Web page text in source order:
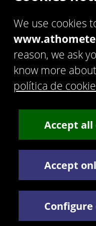
C. Doña Micaela
Tel:+34 928 30 38 77/
Términos y Condiciones
Política de privacidad
We use cookies
reason, we ask
know more
política de
Accept all
Accept
Configure